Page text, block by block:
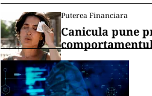
canalul de WhatsApp
TURISM
Cât a ajuns să
care o scoți din
Eforie Nord